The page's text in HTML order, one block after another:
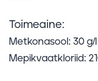
Toimeaine:
Metkonasool: 30 g/l
Mepikvaatkloriid: